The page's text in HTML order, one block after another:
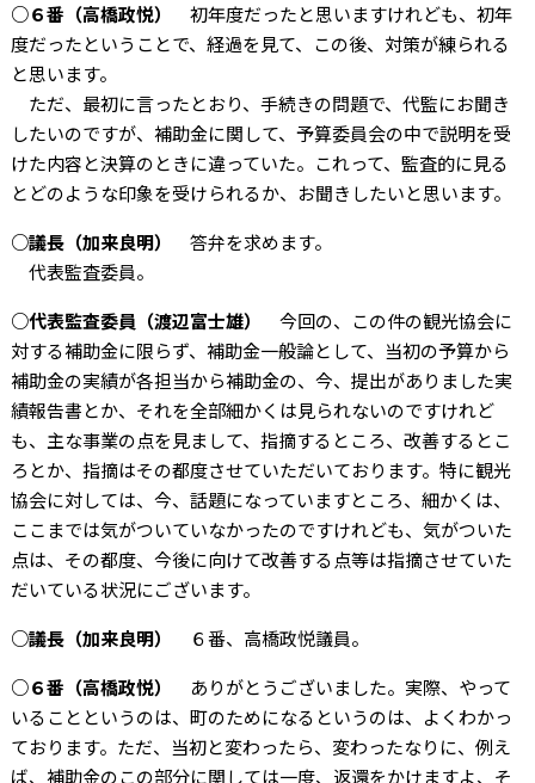
○６番（高橋政悦）
初年度だったと思いますけれども、初年
度だったということで、経過を見て、この後、対策が練られる
と思います。
ただ、最初に言ったとおり、手続きの問題で、代監にお聞き
したいのですが、補助金に関して、予算委員会の中で説明を受
けた内容と決算のときに違っていた。これって、監査的に見る
とどのような印象を受けられるか、お聞きしたいと思います。
○議長（加来良明）
答弁を求めます。
代表監査委員。
○代表監査委員（渡辺富士雄）
今回の、この件の観光協会に
対する補助金に限らず、補助金一般論として、当初の予算から
補助金の実績が各担当から補助金の、今、提出がありました実
績報告書とか、それを全部細かくは見られないのですけれど
も、主な事業の点を見まして、指摘するところ、改善するとこ
ろとか、指摘はその都度させていただいております。特に観光
協会に対しては、今、話題になっていますところ、細かくは、
ここまでは気がついていなかったのですけれども、気がついた
点は、その都度、今後に向けて改善する点等は指摘させていた
だいている状況にございます。
○議長（加来良明）
６番、高橋政悦議員。
○６番（高橋政悦）
ありがとうございました。実際、やって
いることというのは、町のためになるというのは、よくわかっ
ております。ただ、当初と変わったら、変わったなりに、例え
ば、補助金のこの部分に関しては一度、返還をかけますよ、そ